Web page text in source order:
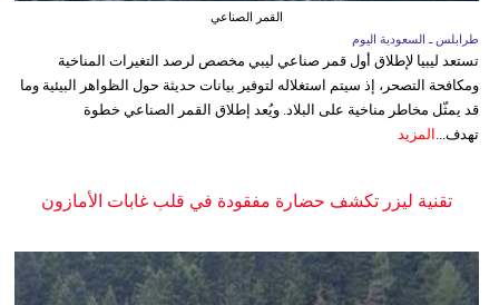
القمر الصناعي
طرابلس ـ السعودية اليوم
تستعد ليبيا لإطلاق أول قمر صناعي ليبي مخصص لرصد التغيرات المناخية
ومكافحة التصحر، إذ سيتم استغلاله لتوفير بيانات حديثة حول الظواهر البيئية وما
قد يمثّل مخاطر مناخية على البلاد. ويُعد إطلاق القمر الصناعي خطوة
تهدف...
المزيد
تقنية ليزر تكشف حضارة مفقودة في قلب غابات الأمازون